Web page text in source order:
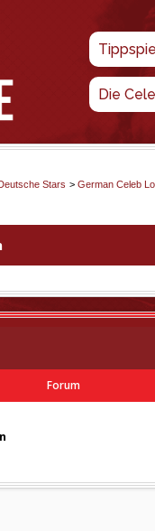
Die
Stars > German Celeb
Forum